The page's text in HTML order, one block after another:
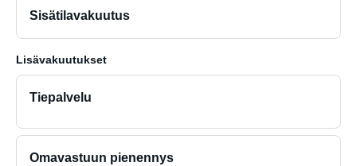
Sisätilavakuutus
Lisävakuutukset
Tiepalvelu
Omavastuun pienennys